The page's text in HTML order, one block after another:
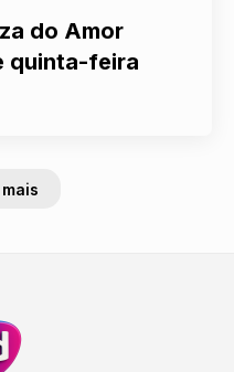
do Amor
quinta-feira